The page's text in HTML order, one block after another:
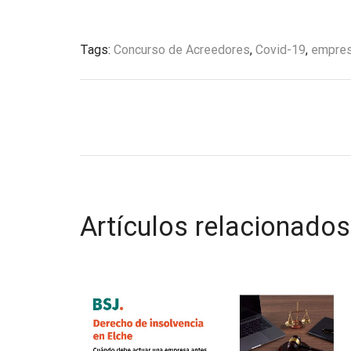
Tags: Concurso de Acreedores, Covid-19,
Artículos relacionados